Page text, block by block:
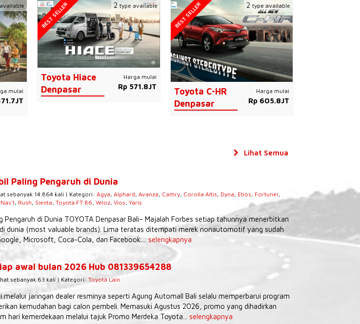
mulai
Toyota Hiace
Denpasar
Harga mulai
Rp 571.8JT
BEST SELLER 2 type available
Toyota C-HR
Denpasar
Harga mulai
Rp 605.8JT
BEST SELLER 2 type available
Paling Pengaruh di Dunia
sebanyak 14.864 kali | Kategori: Agya, Alphard, Avanza, Camry, Corolla Altis, Dyna, Etios, Fortuner,
Nav1 , Rush, Sienta, Toyota FT 86, Veloz, Vios, Yaris
Pengaruh di Dunia TOYOTA Denpasar Bali– Majalah Forbes setiap tahunnya menerbitkan
dunia (most valuable brands). Lima teratas ditempati merek nonautomotif yang sudah
Microsoft, Coca-Cola, dan Facebook....selengkapnya
awal bulan 2026 Hub 081339654288
sebanyak 63 kali | Kategori: Toyota Lain
jaringan dealer resminya seperti Agung Automall Bali selalu memperbarui program
kemudahan bagi calon pembeli. Memasuki Agustus 2026, promo yang dihadirkan
hari kemerdekaan melalui tajuk Promo Merdeka Toyota... selengkapnya
Lihat Semua